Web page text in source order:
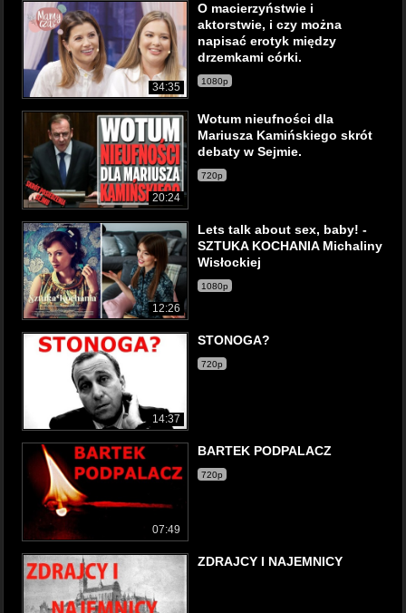
34:35
O macierzyństwie i
aktorstwie, i czy można
napisać erotyk między
drzemkami córki.
1080p
20:24
Wotum nieufności dla
Mariusza Kamińskiego skrót
debaty w Sejmie.
720p
12:26
Lets talk about sex, baby! -
SZTUKA KOCHANIA Michaliny
Wisłockiej
1080p
14:37
STONOGA?
720p
07:49
BARTEK PODPALACZ
720p
ZDRAJCY I NAJEMNICY